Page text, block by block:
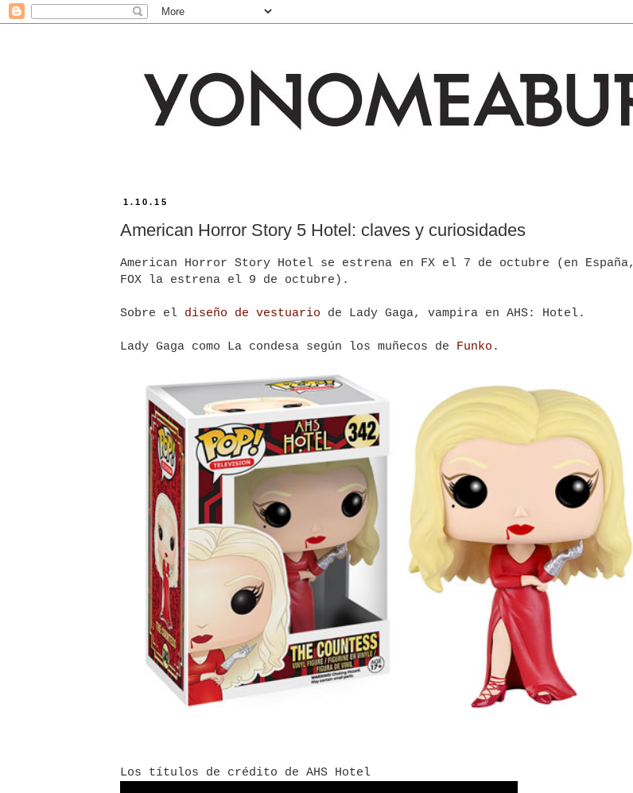
1.10.15
American Horror Story 5 Hotel: claves y curiosidades
American Horror Story Hotel se estrena en FX el 7 de octubre (en España,
FOX la estrena el 9 de octubre).
Sobre el diseño de vestuario de Lady Gaga, vampira en AHS: Hotel.
Lady Gaga como La condesa según los muñecos de Funko .
Los títulos de crédito de AHS Hotel